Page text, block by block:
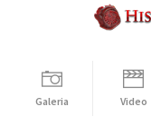
Galeria Video